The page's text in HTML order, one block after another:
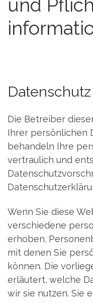
und
Datenschutz
Die Betreiber
Ihrer persönlichen
behandeln Ihre
vertraulich und
Wenn Sie diese
verschiedene
erhoben.
mit denen Sie
können. Die
erläutert, welche
wir sie nutzen. Sie